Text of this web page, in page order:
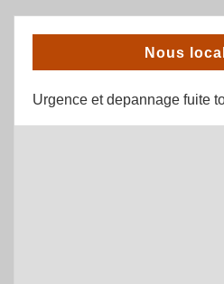
Nous
Urgence et depannage fuite